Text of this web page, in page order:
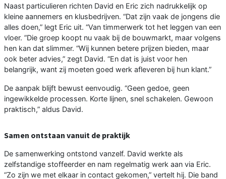
Naast particulieren richten David en Eric zich nadrukkelijk op
kleine aannemers en klusbedrijven. “Dat zijn vaak de jongens die
alles doen,” legt Eric uit. “Van timmerwerk tot het leggen van een
vloer. ”Die groep koopt nu vaak bij de bouwmarkt, maar volgens
hen kan dat slimmer. “Wij kunnen betere prijzen bieden, maar
ook beter advies,” zegt David. “En dat is juist voor hen
belangrijk, want zij moeten goed werk afleveren bij hun klant.”
De aanpak blijft bewust eenvoudig. “Geen gedoe, geen
ingewikkelde processen. Korte lijnen, snel schakelen. Gewoon
praktisch,” aldus David.
Samen ontstaan vanuit de praktijk
De samenwerking ontstond vanzelf. David werkte als
zelfstandige stoffeerder en nam regelmatig werk aan via Eric.
“Zo zijn we met elkaar in contact gekomen,” vertelt hij. Die band